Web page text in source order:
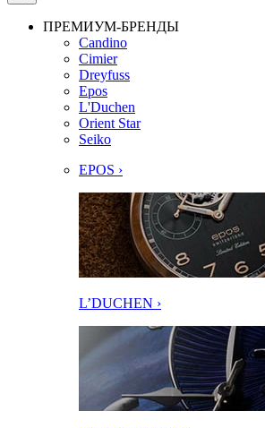
ПРЕМИУМ-БРЕНДЫ
Candino
Cimier
Dreyfuss
Epos
L'Duchen
Orient Star
Seiko
EPOS ›
L’DUCHEN ›